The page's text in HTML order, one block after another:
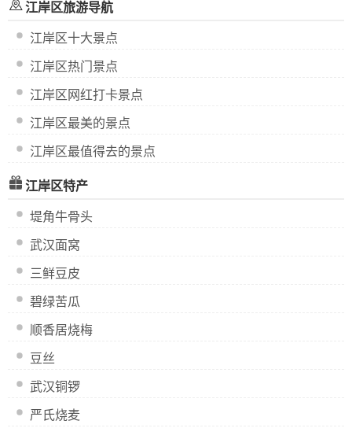
江岸区旅游导航
江岸区十大景点
江岸区热门景点
江岸区网红打卡景点
江岸区最美的景点
江岸区最值得去的景点
江岸区特产
堤角牛骨头
武汉面窝
三鲜豆皮
碧绿苦瓜
顺香居烧梅
豆丝
武汉铜锣
严氏烧麦